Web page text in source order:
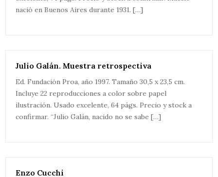
nació en Buenos Aires durante 1931. […]
Julio Galán. Muestra retrospectiva
Ed. Fundación Proa, año 1997. Tamaño 30,5 x 23,5 cm.
Incluye 22 reproducciones a color sobre papel
ilustración. Usado excelente, 64 págs. Precio y stock a
confirmar. “Julio Galán, nacido no se sabe […]
Enzo Cucchi